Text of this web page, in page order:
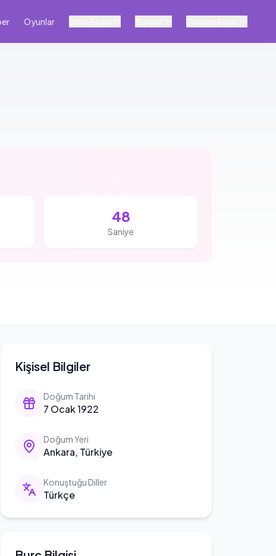
Oyunlar
47
Saniye
Kişisel Bilgiler
Doğum Tarihi
7 Ocak 1922
Doğum Yeri
Ankara, Türkiye
Konuştuğu Diller
Türkçe